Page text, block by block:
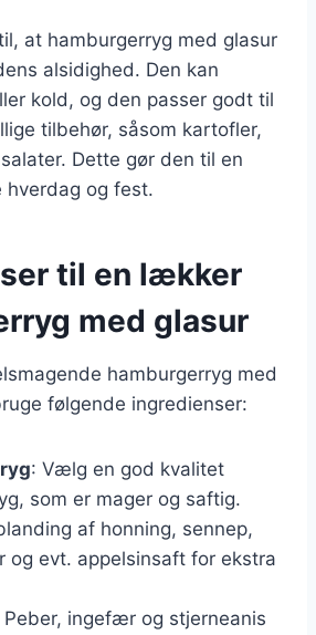
at hamburgerryg med glasur
alsidighed. Den kan
kold, og den passer godt til
tilbehør, såsom kartofler,
Dette gør den til en
og fest.
til en lækker
med glasur
hamburgerryg med
følgende ingredienser:
: Vælg en god kvalitet
som er mager og saftig.
af honning, sennep,
og evt. appelsinsaft for ekstra
Peber, ingefær og stjerneanis